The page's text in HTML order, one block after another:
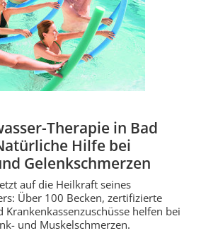
Therapie in Bad
Hilfe bei
Gelenkschmerzen
auf die Heilkraft seines
Über 100 Becken, zertifizierte
Krankenkassenzuschüsse helfen bei
und Muskelschmerzen.